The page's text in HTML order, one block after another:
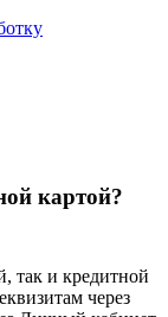
картой?
так и кредитной
через